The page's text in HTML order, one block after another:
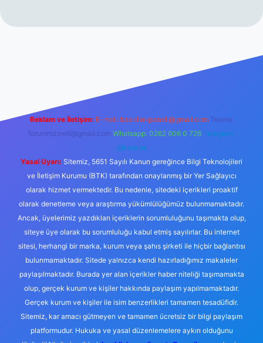
Reklam ve İletişim: E-mail: backlinkpaneli@gmail.com Teams:
forumhizmeti@gmail.com Whatsapp: 0262 606 0 726 Telegram:
@karabul
Yasal Uyarı: Sitemiz, 5651 Sayılı Kanun gereğince Bilgi Teknolojileri
ve İletişim Kurumu (BTK) tarafından onaylanmış bir Yer Sağlayıcı
olarak hizmet vermektedir. Bu nedenle, sitedeki içerikleri proaktif
olarak denetleme veya araştırma yükümlülüğümüz bulunmamaktadır.
Ancak, üyelerimiz yazdıkları içeriklerin sorumluluğunu taşımakta olup,
siteye üye olarak bu sorumluluğu kabul etmiş sayılırlar. Bu internet
sitesi, herhangi bir marka, kurum veya şahıs şirketi ile hiçbir bağlantısı
bulunmamaktadır. Sitede yalnızca kendi hazırladığımız makaleler
paylaşılmaktadır. Burada yer alan içerikler haber niteliği taşımamakta
olup, gerçek kurum ve kişiler hakkında paylaşım yapılmamaktadır.
Gerçek kurum ve kişiler ile isim benzerlikleri tamamen tesadüfidir.
Sitemiz, kar amacı gütmeyen ve tamamen ücretsiz bir bilgi paylaşım
platformudur. Hukuka ve yasal düzenlemelere aykırı olduğunu